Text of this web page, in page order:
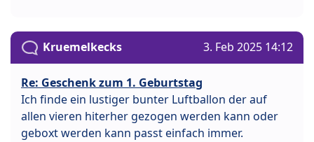
Kruemelkecks 3. Feb 2025 14:12
Re: Geschenk zum 1. Geburtstag
Ich finde ein lustiger bunter Luftballon der auf
allen vieren hiterher gezogen werden kann oder
geboxt werden kann passt einfach immer.